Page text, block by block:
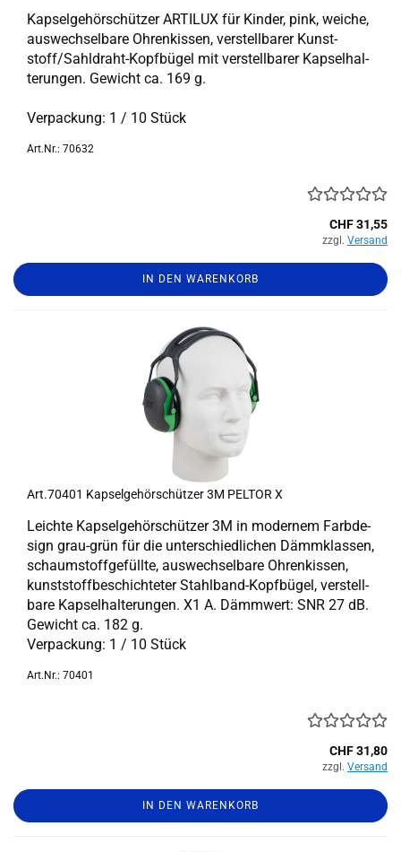
Kap­sel­ge­hör­schüt­zer AR­TI­LUX für Kin­der, pink, wei­che,
aus­wech­sel­ba­re Oh­ren­kis­sen, ver­stell­ba­rer Kunst­
stoff/Sahldraht-​Kopfbügel mit ver­stell­ba­rer Kap­sel­hal­
te­run­gen. Ge­wicht ca. 169 g.
Ver­pa­ckung: 1 / 10 Stück
Art.Nr.: 70632
CHF 31,55
zzgl. Versand
IN DEN WARENKORB
Art.70401 Kap­sel­ge­hör­schüt­zer 3M PEL­TOR X
Leich­te Kap­sel­ge­hör­schüt­zer 3M in mo­der­nem Farb­de­
sign grau-​grün für die un­ter­schied­li­chen Dämm­klas­sen,
schaum­stoff­ge­füll­te, aus­wech­sel­ba­re Oh­ren­kis­sen,
kunst­stoff­be­schich­te­ter Stahlband-​Kopfbügel, ver­stell­
ba­re Kap­sel­hal­te­run­gen. X1 A. Dämm­wert: SNR 27 dB.
Ge­wicht ca. 182 g.
Ver­pa­ckung: 1 / 10 Stück
Art.Nr.: 70401
CHF 31,80
zzgl. Versand
IN DEN WARENKORB